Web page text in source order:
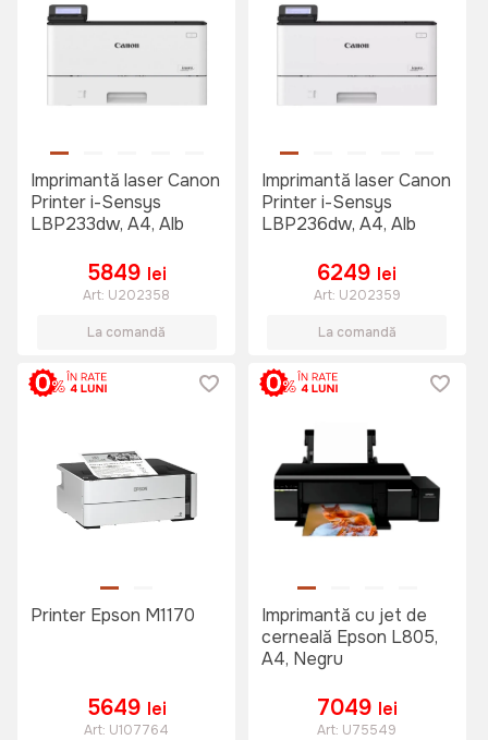
Imprimantă laser Canon
Printer i-Sensys
LBP233dw, A4, Alb
5849 lei
Art: U202358
La comandă
Imprimantă laser Canon
Printer i-Sensys
LBP236dw, A4, Alb
6249 lei
Art: U202359
La comandă
Printer Epson M1170
5649 lei
Art: U107764
Imprimantă cu jet de
cerneală Epson L805,
A4, Negru
7049 lei
Art: U75549